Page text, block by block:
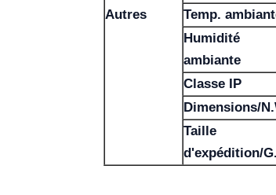
Autres
Temp.
Humidité
ambiante
Classe IP
Dimensions/
Taille
d'expédition/